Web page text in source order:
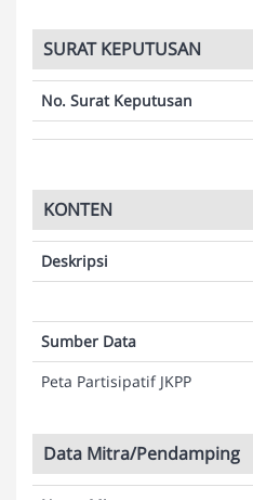
SURAT KEPUTUSAN
No. Surat Keputusan
KONTEN
Deskripsi
Sumber Data
Peta Partisipatif JKPP
Data Mitra/Pendamping